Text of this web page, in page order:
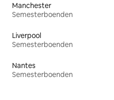
Manchester
Semesterboenden
Liverpool
Semesterboenden
Nantes
Semesterboenden